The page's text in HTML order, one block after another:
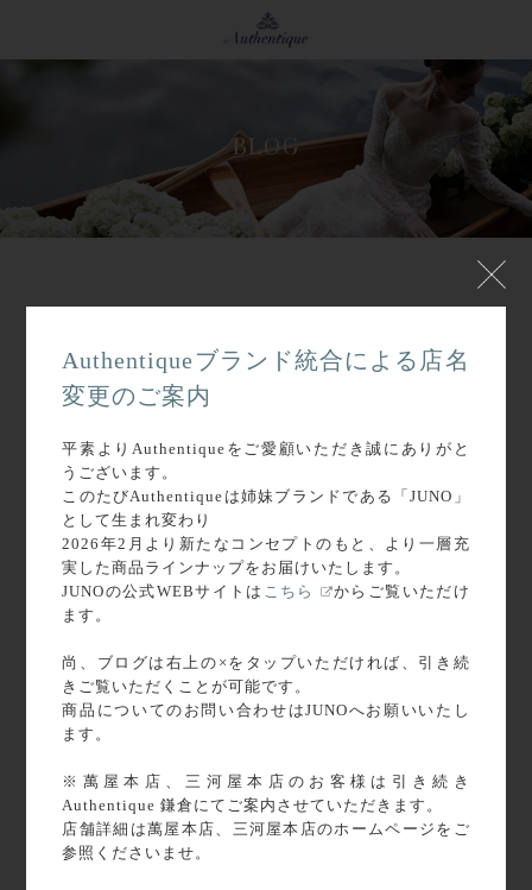
BLOG
Authentiqueブランド統合による店名
変更のご案内
平素よりAuthentiqueをご愛顧いただき誠にありがと
うございます。
このたびAuthentiqueは姉妹ブランドである「JUNO」
として生まれ変わり
2026年2月より新たなコンセプトのもと、より一層充
実した商品ラインナップをお届けいたします。
JUNOの公式WEBサイトは こちら
からご覧いただけ
ます。
尚、ブログは右上の×をタップいただければ、引き続
きご覧いただくことが可能です。
商品についてのお問い合わせはJUNOへお願いいたし
ます。
※萬屋本店、三河屋本店のお客様は引き続き
Authentique 鎌倉にてご案内させていただきます。
店舗詳細は萬屋本店、三河屋本店のホームページをご
参照くださいませ。
2021.11.30
【アコールハーブでの前撮りお
写真のご紹介】